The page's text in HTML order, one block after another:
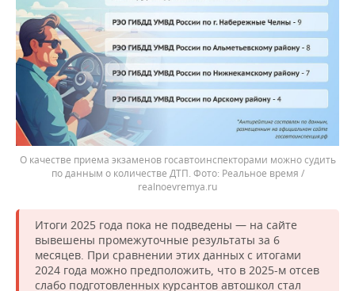
О качестве приема экзаменов госавтоинспекторами можно судить
по данным о количестве ДТП.
Реальное время /
realnoevremya.ru
Итоги 2025 года пока не подведены — на сайте
вывешены промежуточные результаты за 6
месяцев. При сравнении этих данных с итогами
2024 года можно предположить, что в 2025-м отсев
слабо подготовленных курсантов автошкол стал